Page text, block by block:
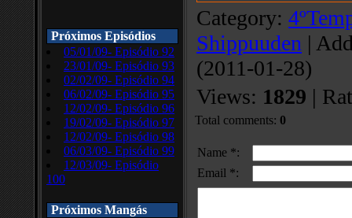
Próximos Episódios
05/01/09- Episódio 92
23/01/09- Episódio 93
02/02/09- Episódio 94
06/02/09- Episódio 95
12/02/09- Episódio 96
19/02/09- Episódio 97
12/02/09- Episódio 98
06/03/09- Episódio 99
12/03/09- Episódio
100
Próximos Mangás
Category:
Shippuuden |
(2011-01-28)
Views: 1829 |
Total comments: 0
Name *:
Email *: